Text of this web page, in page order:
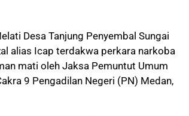
Desa Tanjung Penyembal Sungai
alias Icap terdakwa perkara narkoba
mati oleh Jaksa Pemuntut Umum
9 Pengadilan Negeri (PN) Medan,